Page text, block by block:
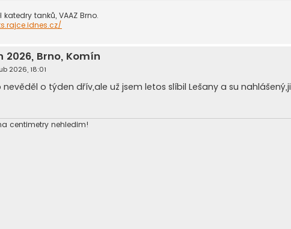
katedry tanků, VAAZ Brno.
2026, Brno, Komín
2026, 18:01
nevěděl o týden dřív,ale už jsem letos slíbil Lešany a su
centimetry nehledim!